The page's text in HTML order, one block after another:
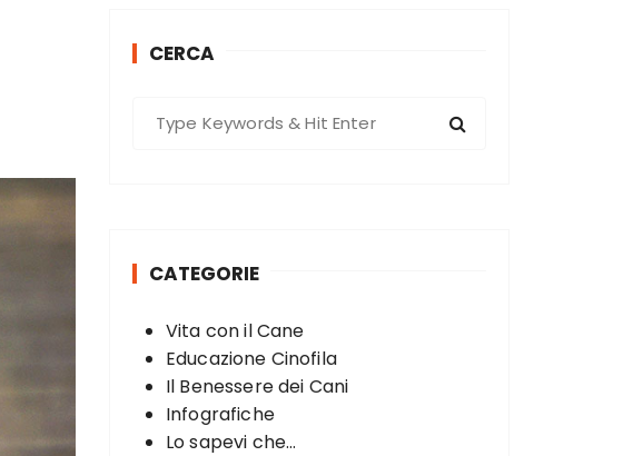
CERCA
CATEGORIE
Vita con il Cane
Educazione Cinofila
Il Benessere dei Cani
Infografiche
Lo sapevi che...